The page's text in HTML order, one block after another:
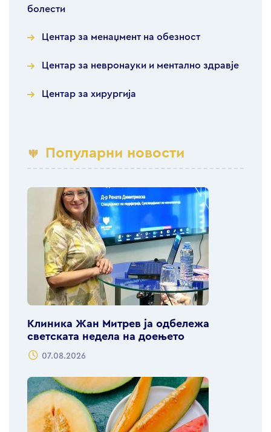
болести
Центар за менаџмент на обезност
Центар за невронауки и ментално здравје
Центар за хирургија
Популарни новости
Клиника Жан Митрев ја одбележа
светската недела на доењето
07.08.2026